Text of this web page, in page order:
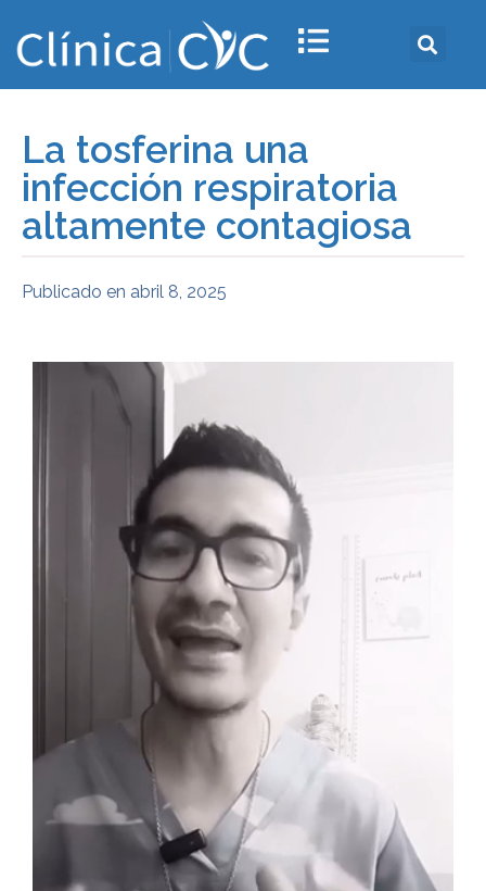
La tosferina una
infección respiratoria
altamente contagiosa
Publicado en abril 8, 2025